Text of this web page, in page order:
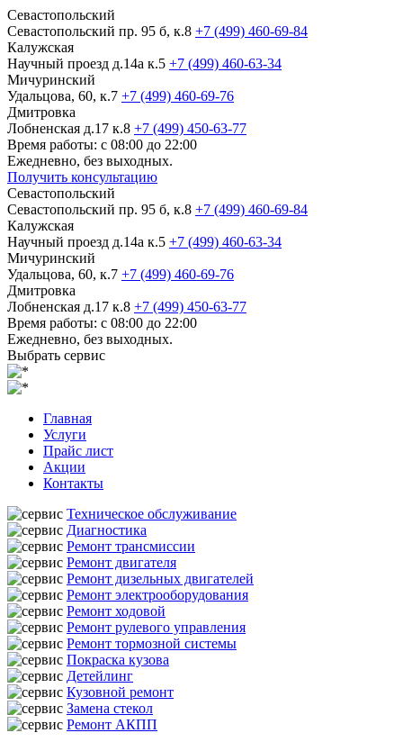
Севастопольский
Севастопольский пр. 95 б, к.8 +7 (499) 460-69-84
Калужская
Научный проезд д.14а к.5 +7 (499) 460-63-34
Мичуринский
Удальцова, 60, к.7 +7 (499) 460-69-76
Дмитровка
Лобненская д.17 к.8 +7 (499) 450-63-77
Время работы: с 08:00 до 22:00
Ежедневно, без выходных.
Получить консультацию
Севастопольский
Севастопольский пр. 95 б, к.8 +7 (499) 460-69-84
Калужская
Научный проезд д.14а к.5 +7 (499) 460-63-34
Мичуринский
Удальцова, 60, к.7 +7 (499) 460-69-76
Дмитровка
Лобненская д.17 к.8 +7 (499) 450-63-77
Время работы: с 08:00 до 22:00
Ежедневно, без выходных.
Выбрать сервис
Главная
Услуги
Прайс лист
Акции
Контакты
Техническое обслуживание
Диагностика
Ремонт трансмиссии
Ремонт двигателя
Ремонт дизельных двигателей
Ремонт электрооборудования
Ремонт ходовой
Ремонт рулевого управления
Ремонт тормозной системы
Покраска кузова
Детейлинг
Кузовной ремонт
Замена стекол
Ремонт АКПП